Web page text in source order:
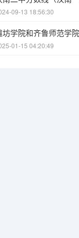
09-13 18:56:30
坊学院和齐鲁师范学
01-15 04:20:49